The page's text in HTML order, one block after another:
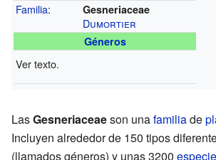
Familia: Gesneriaceae
Dumortier
Géneros
Ver texto.
LasGesneriaceaeson unafamiliade
Incluyen alrededor de 150 tipos
(llamados géneros) y unas 3200